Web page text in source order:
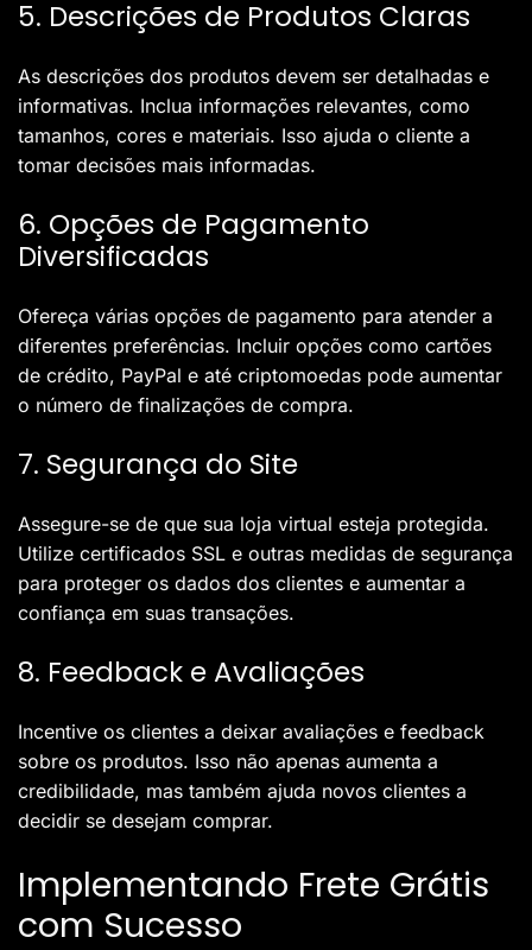
5. Descrições de Produtos Claras
As descrições dos produtos devem ser detalhadas e
informativas. Inclua informações relevantes, como
tamanhos, cores e materiais. Isso ajuda o cliente a
tomar decisões mais informadas.
6. Opções de Pagamento
Diversificadas
Ofereça várias opções de pagamento para atender a
diferentes preferências. Incluir opções como cartões
de crédito, PayPal e até criptomoedas pode aumentar
o número de finalizações de compra.
7. Segurança do Site
Assegure-se de que sua loja virtual esteja protegida.
Utilize certificados SSL e outras medidas de segurança
para proteger os dados dos clientes e aumentar a
confiança em suas transações.
8. Feedback e Avaliações
Incentive os clientes a deixar avaliações e feedback
sobre os produtos. Isso não apenas aumenta a
credibilidade, mas também ajuda novos clientes a
decidir se desejam comprar.
Implementando Frete Grátis
com Sucesso